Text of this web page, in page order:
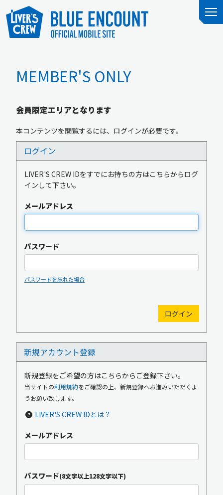
MEMBER'S ONLY
会員限定エリアとなります
本コンテンツを閲覧するには、ログインが必要です。
ログイン
LIVER'S CREW IDをすでにお持ちの方はこちらからログ
インして下さい。
メールアドレス
パスワード
パスワードを忘れた場合
新規アカウント登録
新規登録をご希望の方はこちらからご登録下さい。
当サイトの利用規約をご確認の上、新規登録へお進みいただくよ
うお願い致します。
LIVER'S CREW IDとは？
メールアドレス
パスワード(8文字以上128文字以下)